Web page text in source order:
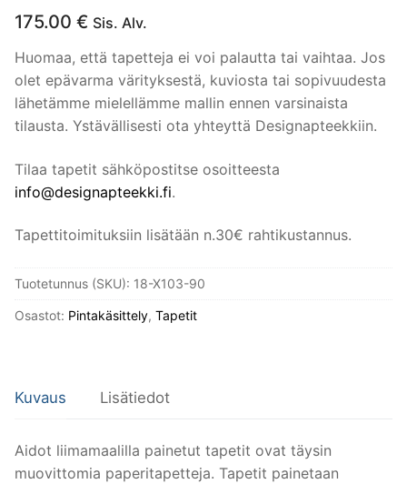
175.00 € Sis. Alv.
Huomaa, että tapetteja ei voi palautta tai vaihtaa. Jos
olet epävarma värityksestä, kuviosta tai sopivuudesta
lähetämme mielellämme mallin ennen varsinaista
tilausta. Ystävällisesti ota yhteyttä Designapteekkiin.
Tilaa tapetit sähköpostitse osoitteesta
info@designapteekki.fi.
Tapettitoimituksiin lisätään n.30€ rahtikustannus.
Tuotetunnus (SKU): 18-X103-90
Osastot: Pintakäsittely, Tapetit
Kuvaus Lisätiedot
Aidot liimamaalilla painetut tapetit ovat täysin
muovittomia paperitapetteja. Tapetit painetaan